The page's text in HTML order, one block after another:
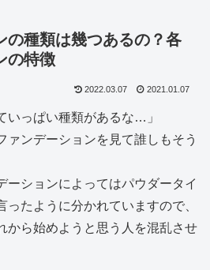
の種類は幾つあるの？各
の特徴
2022.03.07 2021.01.07
いっぱい種類があるな…」
ァンデーションを見て誰しもそう
ーションによってはパウダータイ
ったように分かれていますので、
から始めようと思う人を混乱させ